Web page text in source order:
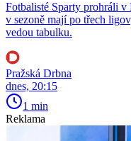
Fotbalisté Sparty prohráli
v sezoně mají po třech
vedou tabulku.
Pražská Drbna
dnes, 20:15
1 min
Reklama